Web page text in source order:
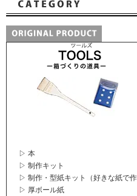
▷ 本
▷ 制作キット
▷ 制作・型紙キット（好きな紙で作
▷ 厚ボール紙